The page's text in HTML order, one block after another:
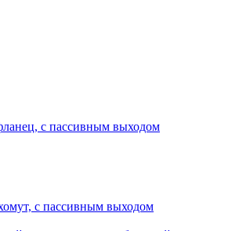
с пассивным выходом
с пассивным выходом